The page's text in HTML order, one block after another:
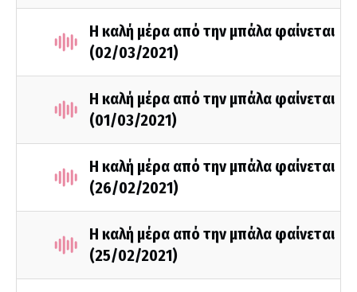
Η καλή μέρα από την μπάλα φαίνεται
(02/03/2021)
Η καλή μέρα από την μπάλα φαίνεται
(01/03/2021)
Η καλή μέρα από την μπάλα φαίνεται
(26/02/2021)
Η καλή μέρα από την μπάλα φαίνεται
(25/02/2021)